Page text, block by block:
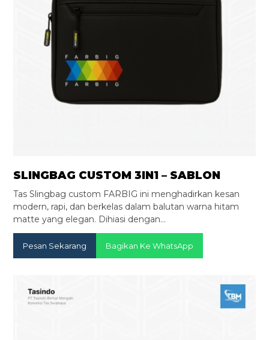
SLINGBAG CUSTOM 3IN1 – SABLON
Tas Slingbag custom FARBIG ini menghadirkan kesan
modern, rapi, dan berkelas dalam balutan warna hitam
matte yang elegan. Dihiasi dengan…
Pesan Sekarang Bagikan Ke WhatsApp